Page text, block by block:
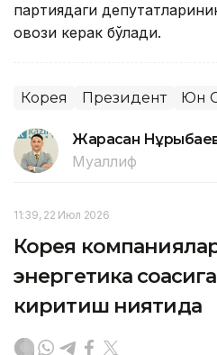
партиядаги
овози керак бўлади.
Корея Президент Юн
Жарасқан
Муаллиф
11:39, 22 Июл 2026
Корея
энергетика
киритиш ниятида